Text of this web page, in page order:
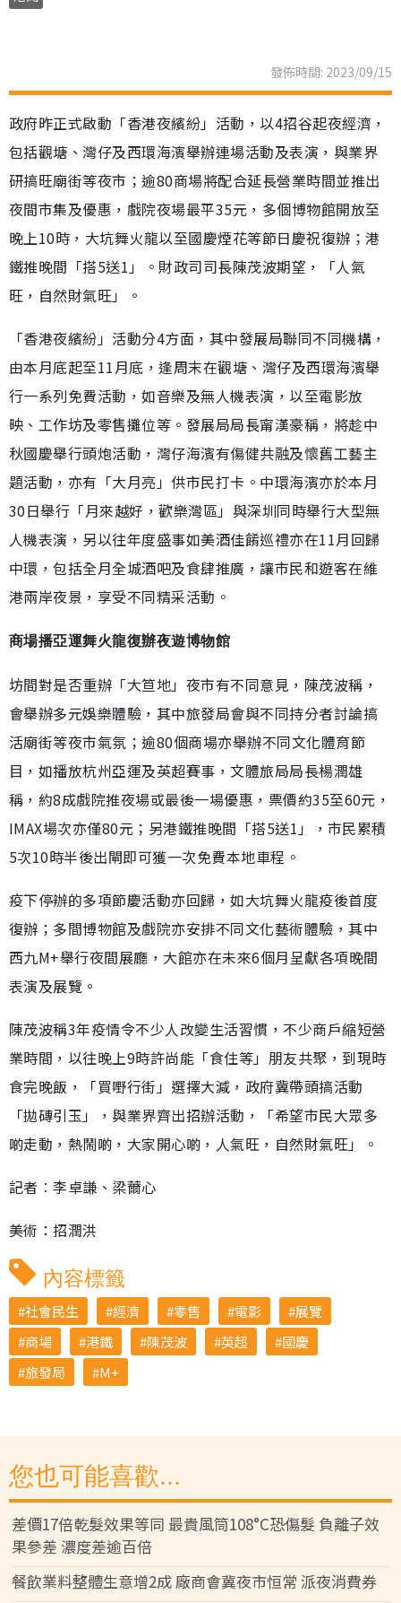
發佈時間: 2023/09/15
政府昨正式啟動「香港夜繽紛」活動，以4招谷起夜經濟，
包括觀塘、灣仔及西環海濱舉辦連場活動及表演，與業界
研搞旺廟街等夜市；逾80商場將配合延長營業時間並推出
夜間市集及優惠，戲院夜場最平35元，多個博物館開放至
晚上10時，大坑舞火龍以至國慶煙花等節日慶祝復辦；港
鐵推晚間「搭5送1」。財政司司長陳茂波期望，「人氣
旺，自然財氣旺」。
「香港夜繽紛」活動分4方面，其中發展局聯同不同機構，
由本月底起至11月底，逢周末在觀塘、灣仔及西環海濱舉
行一系列免費活動，如音樂及無人機表演，以至電影放
映、工作坊及零售攤位等。發展局局長甯漢豪稱，將趁中
秋國慶舉行頭炮活動，灣仔海濱有傷健共融及懷舊工藝主
題活動，亦有「大月亮」供市民打卡。中環海濱亦於本月
30日舉行「月來越好，歡樂灣區」與深圳同時舉行大型無
人機表演，另以往年度盛事如美酒佳餚巡禮亦在11月回歸
中環，包括全月全城酒吧及食肆推廣，讓市民和遊客在維
港兩岸夜景，享受不同精采活動。
商場播亞運舞火龍復辦夜遊博物館
坊間對是否重辦「大笪地」夜市有不同意見，陳茂波稱，
會舉辦多元娛樂體驗，其中旅發局會與不同持分者討論搞
活廟街等夜市氣氛；逾80個商場亦舉辦不同文化體育節
目，如播放杭州亞運及英超賽事，文體旅局局長楊潤雄
稱，約8成戲院推夜場或最後一場優惠，票價約35至60元，
IMAX場次亦僅80元；另港鐵推晚間「搭5送1」，市民累積
5次10時半後出閘即可獲一次免費本地車程。
疫下停辦的多項節慶活動亦回歸，如大坑舞火龍疫後首度
復辦；多間博物館及戲院亦安排不同文化藝術體驗，其中
西九M+舉行夜間展廳，大館亦在未來6個月呈獻各項晚間
表演及展覽。
陳茂波稱3年疫情令不少人改變生活習慣，不少商戶縮短營
業時間，以往晚上9時許尚能「食住等」朋友共聚，到現時
食完晚飯，「買嘢行街」選擇大減，政府冀帶頭搞活動
「拋磚引玉」，與業界齊出招辦活動，「希望市民大眾多
啲走動，熱鬧啲，大家開心啲，人氣旺，自然財氣旺」。
記者︰李卓謙、梁薾心
美術：招潤洪
內容標籤
社會民生 經濟 零售 電影
展覽
商場
港鐵 陳茂波 英超
國慶
旅發局
M+
您也可能喜歡...
差價17倍乾髮效果等同 最貴風筒108°C恐傷髮 負離子效
果參差 濃度差逾百倍
餐飲業料整體生意增2成 廠商會冀夜市恒常 派夜消費券